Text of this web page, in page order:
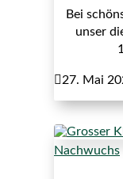
Bei
unser
27. Mai
Nachwuchs